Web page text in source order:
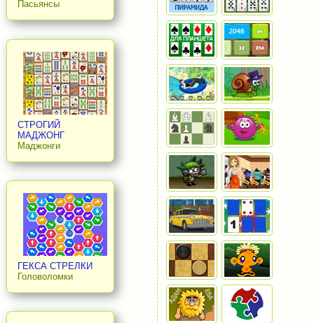
Пасьянсы
СТРОГИЙ
МАДЖОНГ
Маджонги
ГЕКСА СТРЕЛКИ
Головоломки